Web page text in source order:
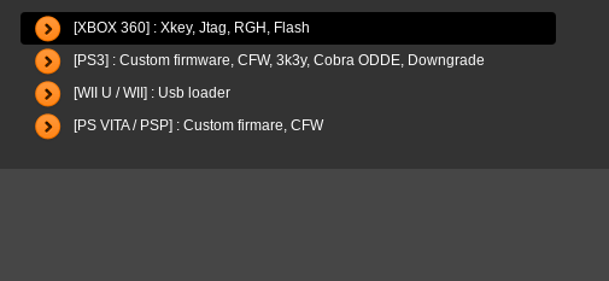
[XBOX 360] : Xkey, Jtag, RGH, Flash
[PS3] : Custom firmware, CFW, 3k3y, Cobra ODDE, Downgrade
[WII U / WII] : Usb loader
[PS VITA / PSP] : Custom firmare, CFW